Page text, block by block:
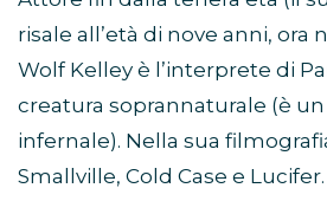
risale all’età di nove anni, ora
Wolf Kelley è l’interprete di
creatura soprannaturale (è
infernale). Nella sua
Smallville, Cold Case e Lucifer.